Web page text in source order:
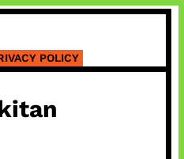
POLICY